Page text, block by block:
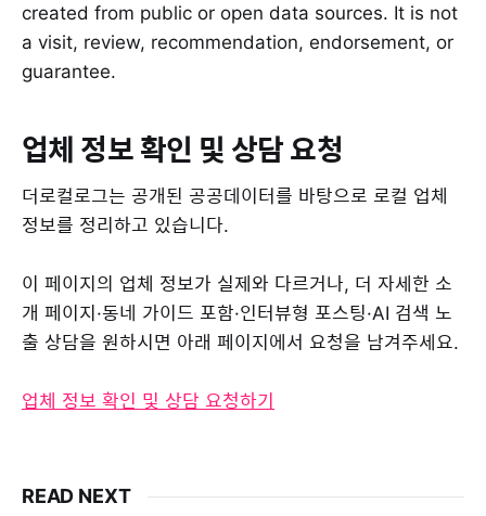
created from public or open data sources. It is not
a visit, review, recommendation, endorsement, or
guarantee.
업체 정보 확인 및 상담 요청
더로컬로그는 공개된 공공데이터를 바탕으로 로컬 업체
정보를 정리하고 있습니다.
이 페이지의 업체 정보가 실제와 다르거나, 더 자세한 소
개 페이지·동네 가이드 포함·인터뷰형 포스팅·AI 검색 노
출 상담을 원하시면 아래 페이지에서 요청을 남겨주세요.
업체 정보 확인 및 상담 요청하기
READ NEXT